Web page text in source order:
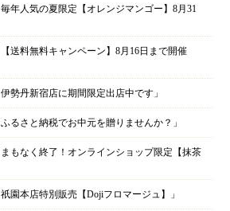
毎年人気の夏限定【オレンジマンゴー】8月31
【送料無料キャンペーン】8月16日まで開催
伊勢丹新宿店に期間限定出店中です」
ふるさと納税でお中元を贈りませんか？」
まもなく終了！オンラインショップ限定【抹茶
祇園本店特別販売【Dojiフロマージュ】」